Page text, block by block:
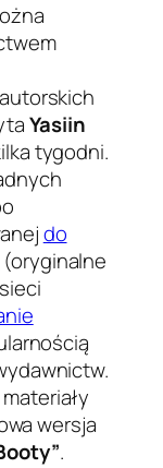
Yasiin
tygodni.
do
(oryginalne
wersja
.